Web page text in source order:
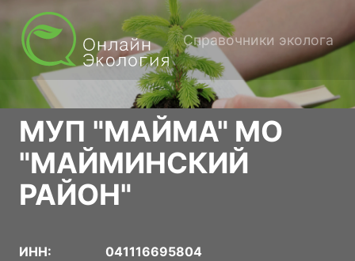
Справочники эколога
МУП "МАЙМА" МО
"МАЙМИНСКИЙ
РАЙОН"
ИНН:
041116695804